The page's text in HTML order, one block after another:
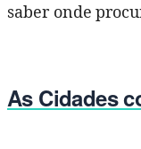
saber onde
As Cidades